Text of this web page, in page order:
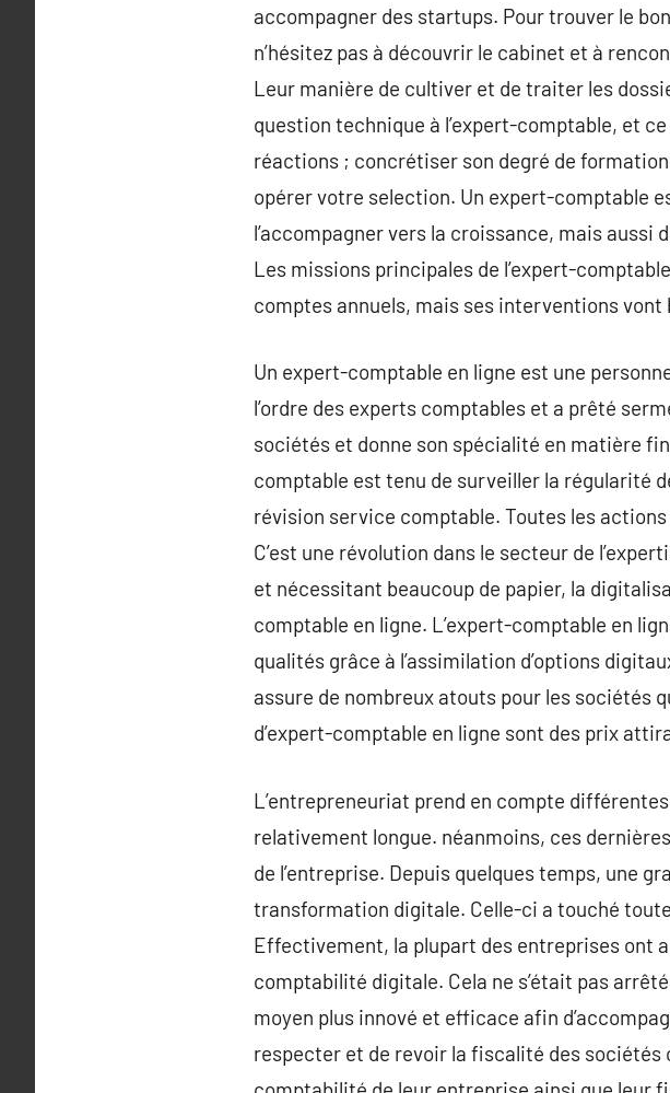
accompagner des startups. Pour trouver le
n’hésitez pas à découvrir le cabinet et à
Leur manière de cultiver et de traiter les
question technique à l’expert-comptable, et
réactions ; concrétiser son degré de
opérer votre selection. Un expert-comptable
l’accompagner vers la croissance, mais
Les missions principales de l’expert-
comptes annuels, mais ses interventions vont
Un expert-comptable en ligne est une
l’ordre des experts comptables et a prêté
sociétés et donne son spécialité en matière
comptable est tenu de surveiller la régularité
révision service comptable. Toutes les
C’est une révolution dans le secteur de
et nécessitant beaucoup de papier, la
comptable en ligne. L’expert-comptable en
qualités grâce à l’assimilation d’options
assure de nombreux atouts pour les sociétés
d’expert-comptable en ligne sont des prix
L’entrepreneuriat prend en compte
relativement longue. néanmoins, ces
de l’entreprise. Depuis quelques temps, une
transformation digitale. Celle-ci a touché
Effectivement, la plupart des entreprises ont
comptabilité digitale. Cela ne s’était pas
moyen plus innové et efficace afin
respecter et de revoir la fiscalité des sociétés